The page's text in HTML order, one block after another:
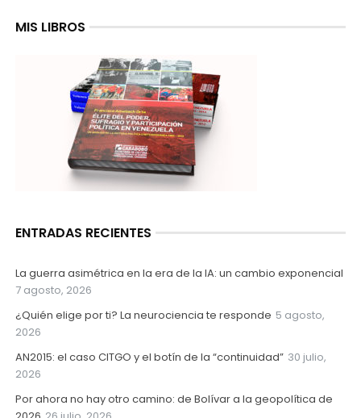
MIS LIBROS
ENTRADAS RECIENTES
La guerra asimétrica en la era de la IA: un cambio exponencial
7 agosto, 2026
¿Quién elige por ti? La neurociencia te responde 5 agosto,
2026
AN2015: el caso CITGO y el botín de la “continuidad” 30 julio,
2026
Por ahora no hay otro camino: de Bolívar a la geopolítica de